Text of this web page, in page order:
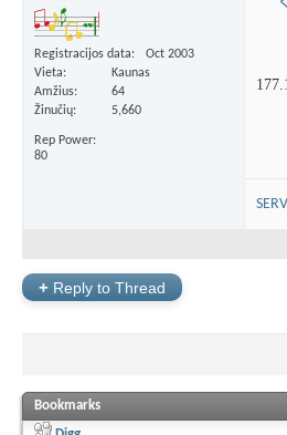
Registracijos data
Oct 2003
Vieta
Kaunas
Amžius
64
Žinučių
5,660
Rep Power
80
+ Reply to Thread
Bookmarks